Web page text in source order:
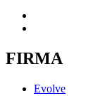
FIRMA
Evolve